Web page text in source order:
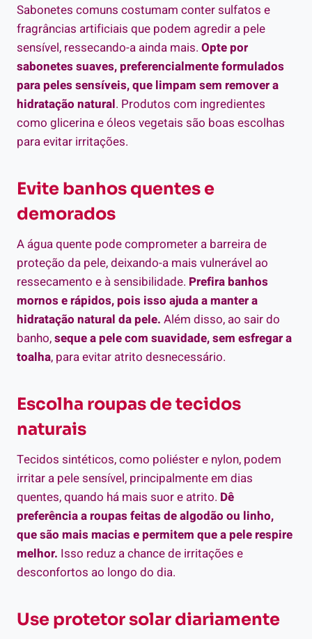
Sabonetes comuns costumam conter sulfatos e
fragrâncias artificiais que podem agredir a pele
sensível, ressecando-a ainda mais. Opte por
sabonetes suaves, preferencialmente formulados
para peles sensíveis, que limpam sem remover a
hidratação natural. Produtos com ingredientes
como glicerina e óleos vegetais são boas escolhas
para evitar irritações.
Evite banhos quentes e
demorados
A água quente pode comprometer a barreira de
proteção da pele, deixando-a mais vulnerável ao
ressecamento e à sensibilidade. Prefira banhos
mornos e rápidos, pois isso ajuda a manter a
hidratação natural da pele. Além disso, ao sair do
banho,seque a pele com suavidade, sem esfregar a
toalha, para evitar atrito desnecessário.
Escolha roupas de tecidos
naturais
Tecidos sintéticos, como poliéster e nylon, podem
irritar a pele sensível, principalmente em dias
quentes, quando há mais suor e atrito. Dê
preferência a roupas feitas de algodão ou linho,
que são mais macias e permitem que a pele respire
melhor. Isso reduz a chance de irritações e
desconfortos ao longo do dia.
Use protetor solar diariamente